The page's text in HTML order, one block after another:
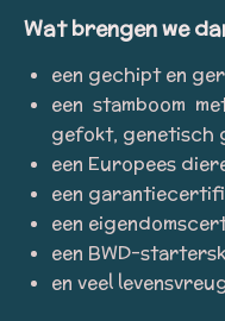
Wat brengen we
een gechipt en
een stamboom
gefokt, genetisch
een Europees
een
een
een BWD-
en veel